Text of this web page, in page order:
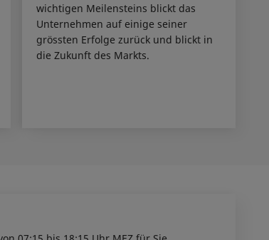
wichtigen Meilensteins blickt das
Unternehmen auf einige seiner
grössten Erfolge zurück und blickt in
die Zukunft des Markts.